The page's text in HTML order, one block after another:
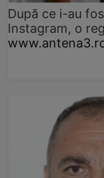
După ce i-au
Instagram, o